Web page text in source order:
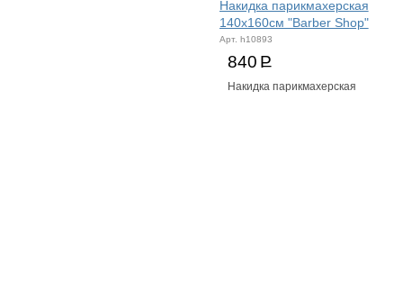
Накидка парикмахерская
140х160см "Barber Shop"
Арт. h10893
840 Р
Накидка парикмахерская